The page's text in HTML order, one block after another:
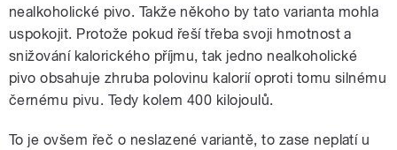
nealkoholické pivo. Takže někoho by tato varianta mohla
uspokojit. Protože pokud řeší třeba svoji hmotnost a
snižování kalorického příjmu, tak jedno nealkoholické
pivo obsahuje zhruba polovinu kalorií oproti tomu silnému
černému pivu. Tedy kolem 400 kilojoulů.
To je ovšem řeč o neslazené variantě, to zase neplatí u